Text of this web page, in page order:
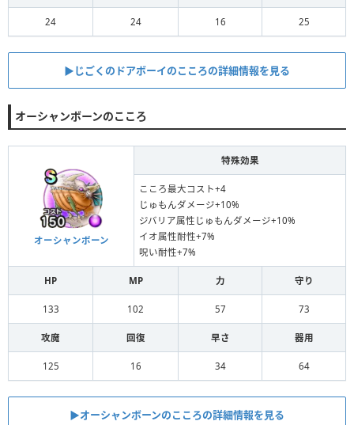
24 24 16 25
▶︎じごくのドアボーイのこころの詳細情報を見る
オーシャンボーンのこころ
オーシャンボーン
特殊効果
こころ最大コスト+4
じゅもんダメージ+10%
ジバリア属性じゅもんダメージ+10%
イオ属性耐性+7%
呪い耐性+7%
HP MP 力 守り
133 102 57 73
攻魔 回復 早さ 器用
125 16 34 64
▶︎オーシャンボーンのこころの詳細情報を見る